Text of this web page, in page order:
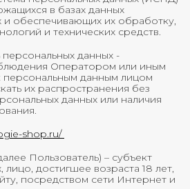
в базах данных
и обеспечивающих их обработку,
и технических средств.
данных -
Оператором или иным
персональным данным лицом
их распространения без
данных или наличия
shop.ru/
Пользователь) – субъект
лицо, достигшее возраста 18 лет,
посредством сети Интернет и